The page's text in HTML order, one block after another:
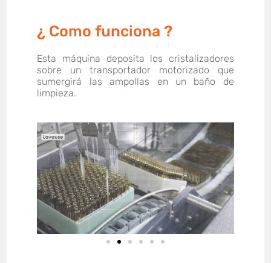
¿ Como funciona ?
Esta máquina deposita los cristalizadores
sobre un transportador motorizado que
sumergirá las ampollas en un baño de
limpieza.